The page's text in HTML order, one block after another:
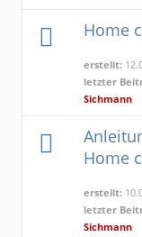
Home
erstellt:
letzter
Sichmann
Home
erstellt:
letzter
Sichmann